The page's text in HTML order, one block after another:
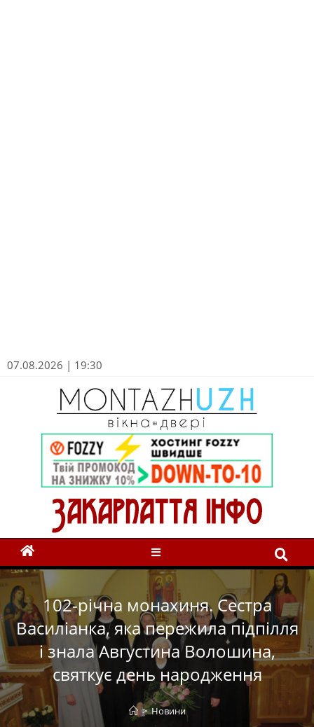
07.08.2026 | 19:30
102-річна монахиня. Сестра
Василіанка, яка пережила підпілля
і знала Августина Волошина,
святкує день народження
> Новини